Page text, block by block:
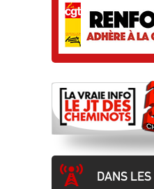
DANS LES